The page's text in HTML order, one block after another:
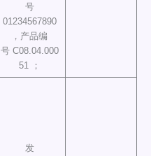
号
01234567890
，产品编
号 C08.04.000
51 ；
发